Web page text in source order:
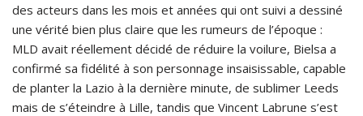
des acteurs dans les mois et années qui ont suivi a dessiné
une vérité bien plus claire que les rumeurs de l’époque :
MLD avait réellement décidé de réduire la voilure, Bielsa a
confirmé sa fidélité à son personnage insaisissable, capable
de planter la Lazio à la dernière minute, de sublimer Leeds
mais de s’éteindre à Lille, tandis que Vincent Labrune s’est